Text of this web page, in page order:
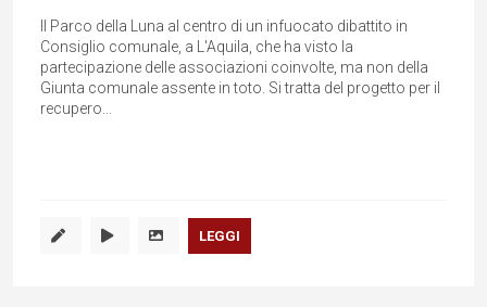
Il Parco della Luna al centro di un infuocato dibattito in
Consiglio comunale, a L'Aquila, che ha visto la
partecipazione delle associazioni coinvolte, ma non della
Giunta comunale assente in toto. Si tratta del progetto per il
recupero...
LEGGI